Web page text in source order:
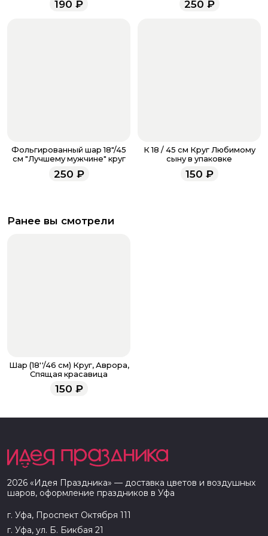
всегда рады проконсультировать вас.
190 ₽ 250 ₽
Фольгированный шар 18"/45
см "Лучшему мужчине" круг
250 ₽
К 18 / 45 см Круг Любимому
сыну в упаковке
150 ₽
Ранее вы смотрели
Шар (18''/46 см) Круг, Аврора,
Спящая красавица
150 ₽
2026 « Идея Праздника» — доставка цветов и воздушных
шаров, оформление праздников в Уфа
г. Уфа, Проспект Октября 111
г. Уфа, ул. Б. Бикбая 21